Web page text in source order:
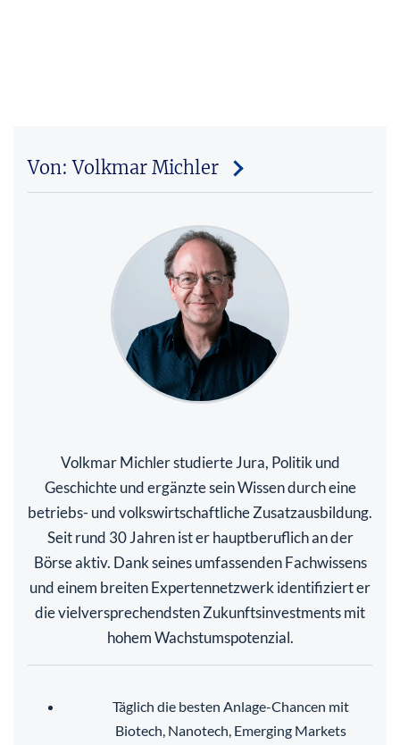
Von: Volkmar Michler
Volkmar Michler studierte Jura, Politik und
Geschichte und ergänzte sein Wissen durch eine
betriebs- und volkswirtschaftliche Zusatzausbildung.
Seit rund 30 Jahren ist er hauptberuflich an der
Börse aktiv. Dank seines umfassenden Fachwissens
und einem breiten Expertennetzwerk identifiziert er
die vielversprechendsten Zukunftsinvestments mit
hohem Wachstumspotenzial.
Täglich die besten Anlage-Chancen mit
Biotech, Nanotech, Emerging Markets